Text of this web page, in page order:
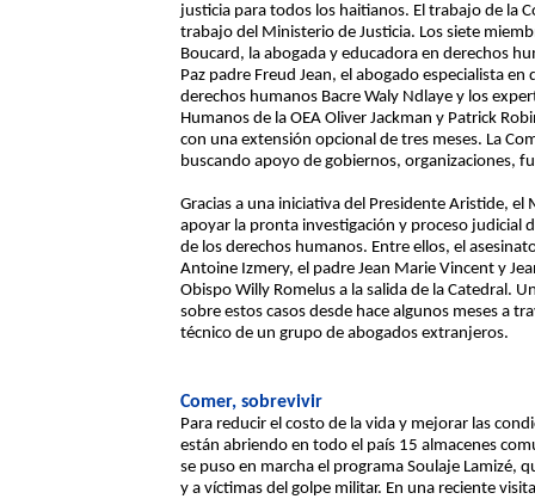
justicia para todos los haitianos. El trabajo de la
trabajo del Ministerio de Justicia. Los siete
Boucard, la abogada y educadora en derechos
Paz padre Freud Jean, el abogado especialista
derechos humanos Bacre Waly Ndlaye y los
Humanos de la OEA Oliver Jackman y Patrick
con una extensión opcional de tres meses. La
buscando apoyo de gobiernos, organizaciones,
Gracias a una iniciativa del Presidente Aristide,
apoyar la pronta investigación y proceso judicial
de los derechos humanos. Entre ellos, el
Antoine Izmery, el padre Jean Marie Vincent y
Obispo Willy Romelus a la salida de la Catedral.
sobre estos casos desde hace algunos meses a
técnico de un grupo de abogados extranjeros.
Comer, sobrevivir
Para reducir el costo de la vida y mejorar las
están abriendo en todo el país 15 almacenes
se puso en marcha el programa Soulaje Lamizé,
y a víctimas del golpe militar. En una reciente